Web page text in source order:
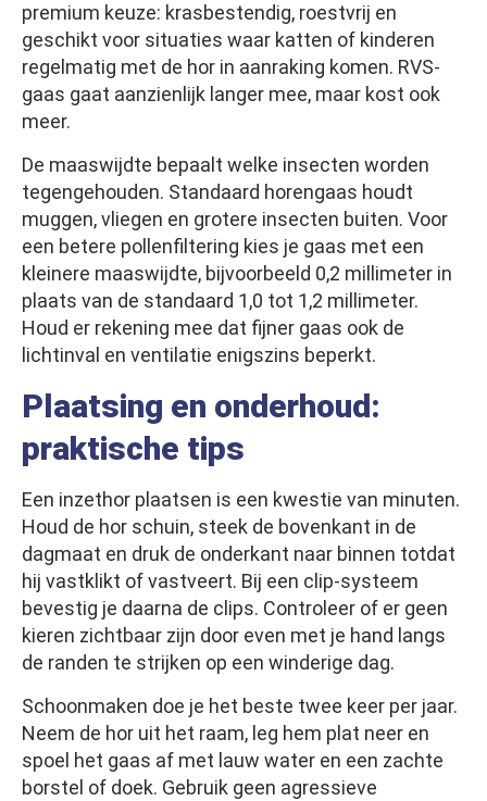
premium keuze: krasbestendig, roestvrij en
geschikt voor situaties waar katten of kinderen
regelmatig met de hor in aanraking komen. RVS-
gaas gaat aanzienlijk langer mee, maar kost ook
meer.
De maaswijdte bepaalt welke insecten worden
tegengehouden. Standaard horengaas houdt
muggen, vliegen en grotere insecten buiten. Voor
een betere pollenfiltering kies je gaas met een
kleinere maaswijdte, bijvoorbeeld 0,2 millimeter in
plaats van de standaard 1,0 tot 1,2 millimeter.
Houd er rekening mee dat fijner gaas ook de
lichtinval en ventilatie enigszins beperkt.
Plaatsing en onderhoud:
praktische tips
Een inzethor plaatsen is een kwestie van minuten.
Houd de hor schuin, steek de bovenkant in de
dagmaat en druk de onderkant naar binnen totdat
hij vastklikt of vastveert. Bij een clip-systeem
bevestig je daarna de clips. Controleer of er geen
kieren zichtbaar zijn door even met je hand langs
de randen te strijken op een winderige dag.
Schoonmaken doe je het beste twee keer per jaar.
Neem de hor uit het raam, leg hem plat neer en
spoel het gaas af met lauw water en een zachte
borstel of doek. Gebruik geen agressieve